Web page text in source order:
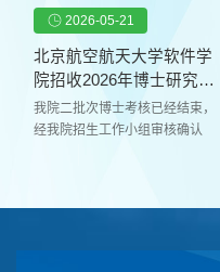
软件方法与环境为代表性方向探
索...
究生招生信息网（网址
http://yz.chsi.com.cn）完成系统
报名、支付报名考试费并提交了
系统生成的报名信息表。经我院
招生工作小组审核确认后，现将
该批次拟录取结果予以公示（详
我院联系，联系电话：010-
2026-05-21
北京航空航天大学软件学
院招收2026年博士研究生
综合考核结果(...
我院二批次博士考核已经结束，
经我院招生工作小组审核确认